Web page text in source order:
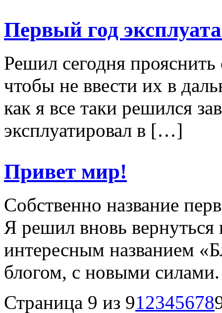
Первый год
Решил сегодня
чтобы не ввести их в
как я все таки решился
эксплуатировал в […]
Привет мир!
Собственно название
Я решил вновь
интересным названием
блогом, с новыми
Страница 9 из 912345678